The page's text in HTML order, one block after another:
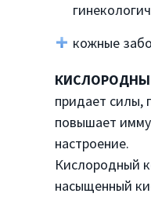
кожные
придает силы,
повышает
настроение.
Кислородный
насыщенный